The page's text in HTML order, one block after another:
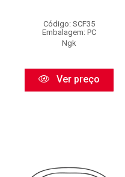
Código: SCF35
Embalagem: PC
Ngk
Ver preço